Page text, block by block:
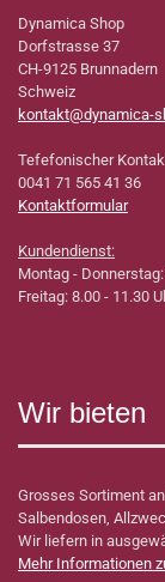
Dynamica Shop
Dorfstrasse 37
CH-9125 Brunnadern
Schweiz
kontakt@dynamica-
Tefefonischer
0041 71 565 41 36
Kontaktformular
Kundendienst:
Montag -
Freitag: 8.00 - 11.30
Wir bieten
Grosses Sortiment
Salbendosen,
Wir liefern in
Mehr Informationen